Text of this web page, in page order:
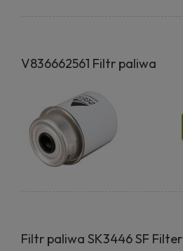
V836662561 Filtr paliwa
Filtr paliwa SK3446 SF Filter